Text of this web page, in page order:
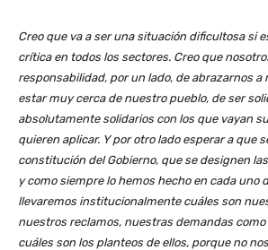
Creo que va a ser una situación dificultosa si
crítica en todos los sectores. Creo que
responsabilidad, por un lado, de abrazarnos a
estar muy cerca de nuestro pueblo, de ser
absolutamente solidarios con los que vayan
quieren aplicar. Y por otro lado esperar a que
constitución del Gobierno, que se designen
y como siempre lo hemos hecho en cada uno
llevaremos institucionalmente cuáles son
nuestros reclamos, nuestras demandas
cuáles son los planteos de ellos, porque no